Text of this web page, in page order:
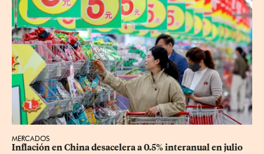
MERCADOS
Inflación en China desacelera a 0.5% interanual en julio